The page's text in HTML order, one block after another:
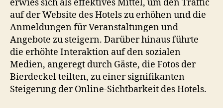
erwies sich als effektives Mittel, um den Traffic
auf der Website des Hotels zu erhöhen und die
Anmeldungen für Veranstaltungen und
Angebote zu steigern. Darüber hinaus führte
die erhöhte Interaktion auf den sozialen
Medien, angeregt durch Gäste, die Fotos der
Bierdeckel teilten, zu einer signifikanten
Steigerung der Online-Sichtbarkeit des Hotels.